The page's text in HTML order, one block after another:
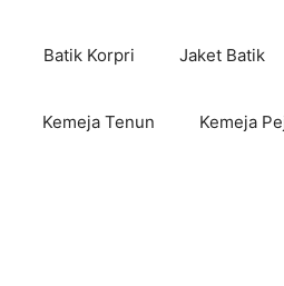
Batik Korpri Jaket Batik
Kemeja Tenun Kemeja